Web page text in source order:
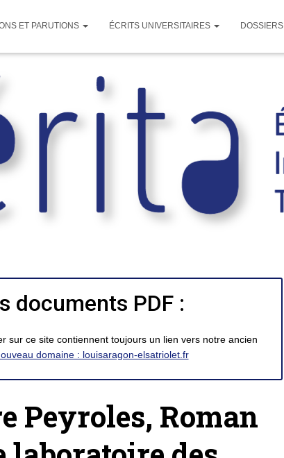
ET PARUTIONS ÉCRITS UNIVERSITAIRES DOSSIERS
documents PDF :
sur ce site contiennent toujours un lien vers notre ancien
domaine : louisaragon-elsatriolet.fr
Peyroles, Roman